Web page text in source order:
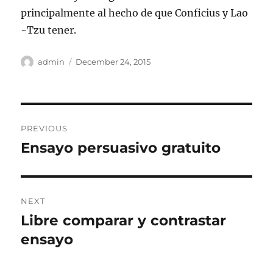
principalmente al hecho de que Conficius y Lao
-Tzu tener.
Author
admin
Posted
December 24, 2015
navigation
PREVIOUS
Previous
Ensayo persuasivo gratuito
NEXT
Next
post:
Libre comparar y contrastar
ensayo